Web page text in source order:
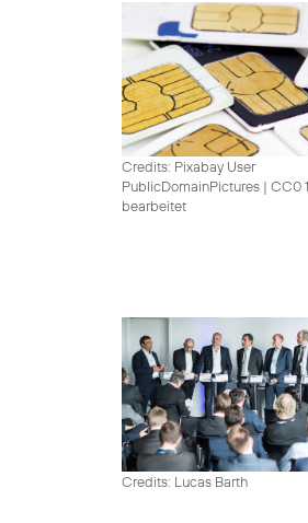
Credits: Pixabay User
PublicDomainPictures | CC0
bearbeitet
Credits: Lucas Barth